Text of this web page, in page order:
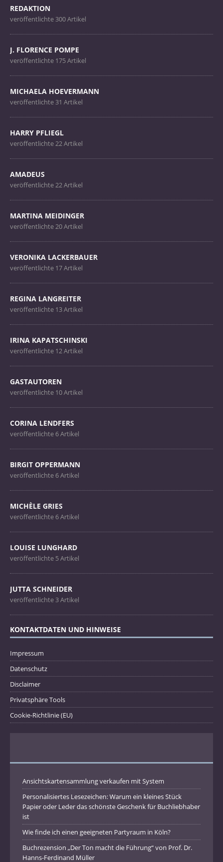
REDAKTION
veröffentlichte 300 Artikel
J. FLORENCE POMPE
veröffentlichte 175 Artikel
MICHAELA HOEVERMANN
veröffentlichte 31 Artikel
HARRY PFLIEGL
veröffentlichte 22 Artikel
AMADEUS
veröffentlichte 22 Artikel
MARTINA MEIDINGER
veröffentlichte 20 Artikel
VERONIKA LACKERBAUER
veröffentlichte 17 Artikel
REGINA LANGREITER
veröffentlichte 13 Artikel
IRINA KAPATSCHINSKI
veröffentlichte 12 Artikel
GASTAUTOREN
veröffentlichte 10 Artikel
CORINA LENDFERS
veröffentlichte 6 Artikel
BIRGIT OPPERMANN
veröffentlichte 6 Artikel
MICHÈLE GRIES
veröffentlichte 6 Artikel
LOUISE LUNGHARD
veröffentlichte 5 Artikel
JUTTA SCHNEIDER
veröffentlichte 3 Artikel
KONTAKTDATEN UND HINWEISE
Impressum
Datenschutz
Disclaimer
Privatsphäre Tools
Cookie-Richtlinie (EU)
Ansichtskartensammlung verkaufen mit System
Personalisiertes Lesezeichen: Warum ein kleines Stück
Papier oder Leder das schönste Geschenk für Buchliebhaber
ist
Wie finde ich einen geeigneten Partyraum in Köln?
Buchrezension „Der Ton macht die Führung“ von Prof. Dr.
Hanns-Ferdinand Müller